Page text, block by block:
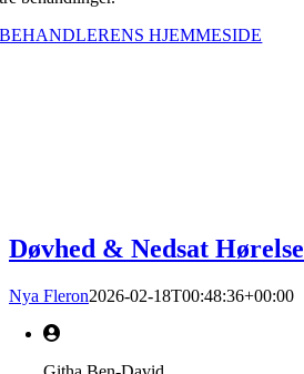
BEHANDLERENS HJEMMESIDE
Døvhed & Nedsat Hørelse
Nya Fleron2026-02-18T00:48:36+00:00